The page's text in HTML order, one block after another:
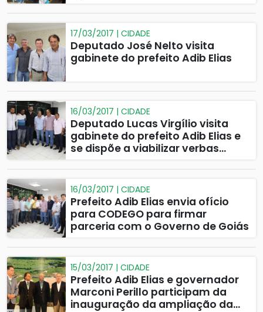
17/03/2017 | CIDADE
Deputado José Nelto visita
gabinete do prefeito Adib Elias
16/03/2017 | CIDADE
Deputado Lucas Virgílio visita
gabinete do prefeito Adib Elias e
se dispõe a viabilizar verbas
16/03/2017 | CIDADE
Prefeito Adib Elias envia ofício
para CODEGO para firmar
parceria com o Governo de Goiás
15/03/2017 | CIDADE
Prefeito Adib Elias e governador
Marconi Perillo participam da
inauguração da ampliação da